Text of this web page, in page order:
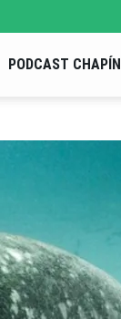
PODCAST CHAPÍN